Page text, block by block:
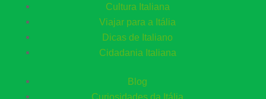
Cultura Italiana
Viajar para a Itália
Dicas de Italiano
Cidadania Italiana
Blog
Curiosidades da Itália